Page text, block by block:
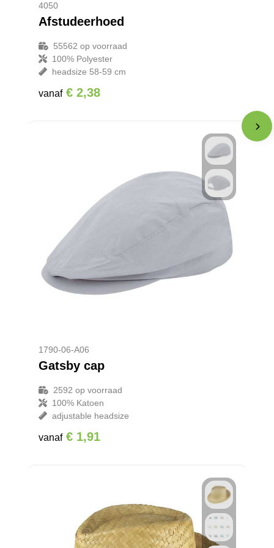
4050
Afstudeerhoed
55562 op voorraad
100% Polyester
headsize 58-59 cm
vanaf € 2,38
1790-06-A06
Gatsby cap
2592 op voorraad
100% Katoen
adjustable headsize
vanaf € 1,91